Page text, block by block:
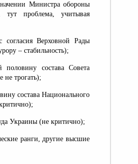
Министра обороны
проблема, учитывая
согласия Верховной Рады
– стабильность);
состава Совета
трогать);
состава Национального
Украины (не критично);
ранги, другие высшие